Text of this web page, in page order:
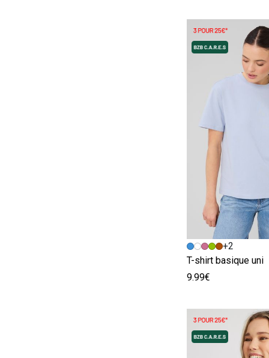
Image précédente
Image suivante
+2
T-shirt basique uni
9.99€